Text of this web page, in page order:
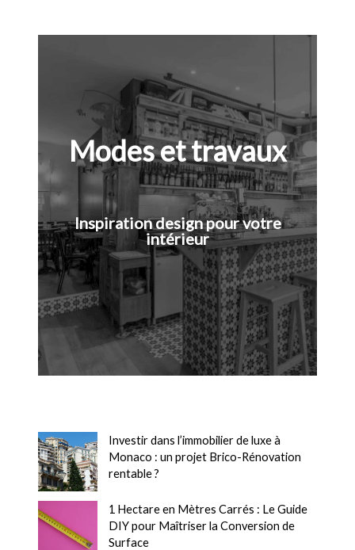
Modes et travaux
Inspiration design pour votre
intérieur
Investir dans l’immobilier de luxe à
Monaco : un projet Brico-Rénovation
rentable ?
1 Hectare en Mètres Carrés : Le Guide
DIY pour Maîtriser la Conversion de
Surface